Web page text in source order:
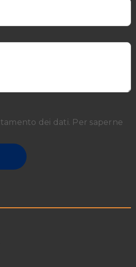
dei dati. Per saperne